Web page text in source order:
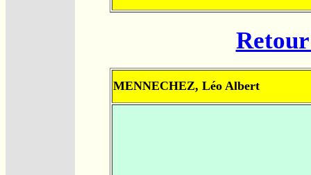
MENNECHEZ, Léo Albert